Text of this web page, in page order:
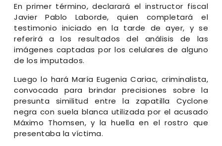
En primer término, declarará el instructor fiscal
Javier Pablo Laborde, quien completará el
testimonio iniciado en la tarde de ayer, y se
referirá a los resultados del análisis de las
imágenes captadas por los celulares de alguno
de los imputados.
Luego lo hará María Eugenia Cariac, criminalista,
convocada para brindar precisiones sobre la
presunta similitud entre la zapatilla Cyclone
negra con suela blanca utilizada por el acusado
Máximo Thomsen, y la huella en el rostro que
presentaba la víctima.